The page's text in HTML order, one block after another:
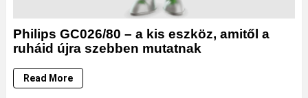
Philips GC026/80 – a kis eszköz, amitől a
ruháid újra szebben mutatnak
Read More